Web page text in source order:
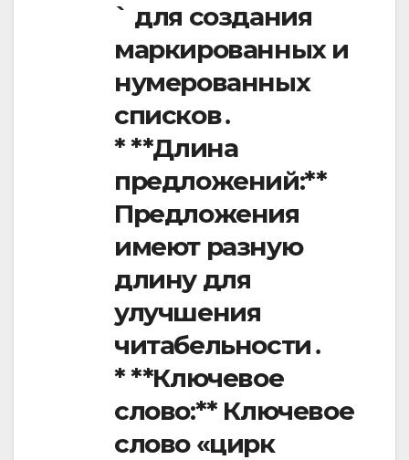
` для создания
маркированных и
нумерованных
списков․
* **Длина
предложений:**
Предложения
имеют разную
длину для
улучшения
читабельности․
* **Ключевое
слово:** Ключевое
слово «цирк